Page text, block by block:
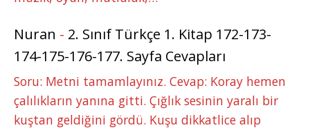
Nuran - 2. Sınıf Türkçe 1. Kitap 172-173-
174-175-176-177. Sayfa Cevapları
Soru: Metni tamamlayınız. Cevap: Koray hemen
çalılıkların yanına gitti. Çığlık sesinin yaralı bir
kuştan geldiğini gördü. Kuşu dikkatlice alıp